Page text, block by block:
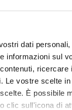
dati
informazioni sul
Le vostre scelte
È possibile
clic sull'icona di